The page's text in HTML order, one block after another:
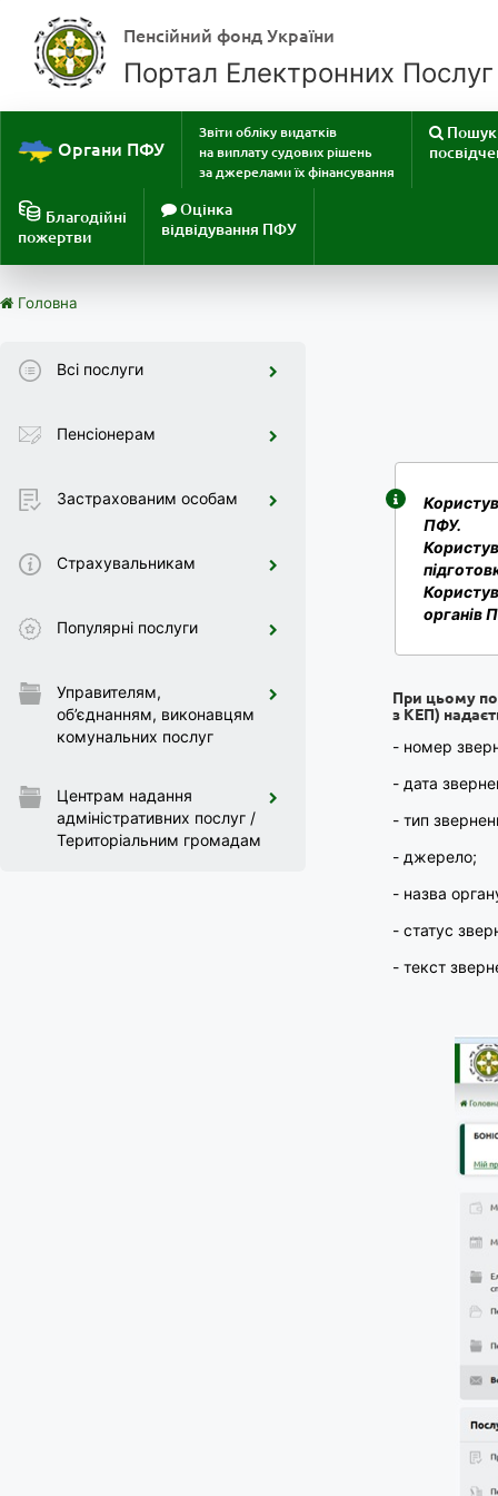
Пенсійний фонд України
Портал Електронних Послуг
Органи ПФУ
Звіти обліку видатків
на виплату судових рішень
за джерелами їх фінансування
Пошук
Благодійні
пожертви
Оцінка
відвідування ПФУ
Головна
Всі послуги
Пенсіонерам
Застрахованим особам
Страхувальникам
Популярні послуги
Управителям,
об’єднанням, виконавцям
комунальних послуг
Центрам надання
адміністративних послуг /
Територіальним громадам
ПФУ.
органів
При цьому по
з КЕП)
- номер
- дата
- тип
- джерело;
- назва
- статус
- текст